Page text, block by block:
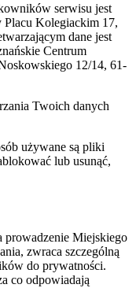
serwisu jest
Placu Kolegiackim 17,
dane jest
Centrum
12/14, 61-
Twoich danych
używane są pliki
lub usunąć,
prowadzenie Miejskiego
zwraca szczególną
do prywatności.
co odpowiadają